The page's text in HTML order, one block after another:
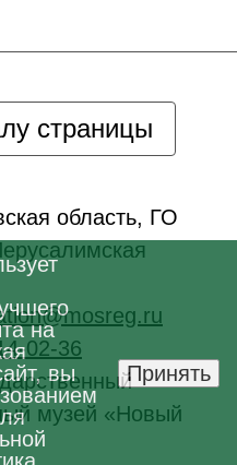
страницы
область, ГО
02-36
музей «Новый
на
вы
Принять